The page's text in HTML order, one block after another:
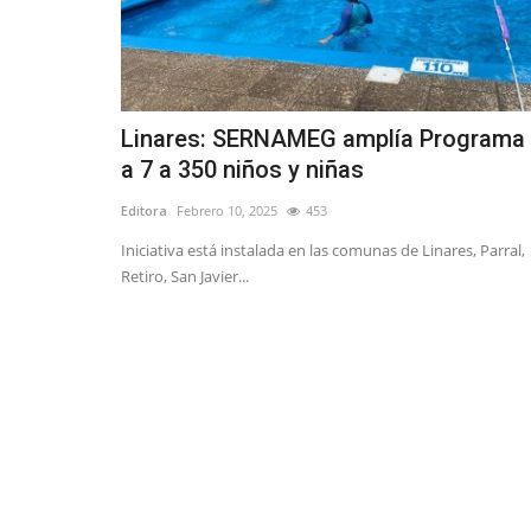
Linares: SERNAMEG amplía Programa
a 7 a 350 niños y niñas
Editora Febrero 10, 2025 453
Iniciativa está instalada en las comunas de Linares, Parral,
Retiro, San Javier...